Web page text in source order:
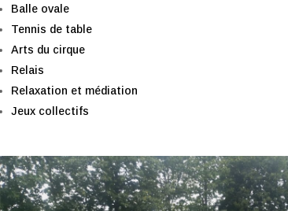
Balle ovale
Tennis de table
Arts du cirque
Relais
Relaxation et médiation
Jeux collectifs